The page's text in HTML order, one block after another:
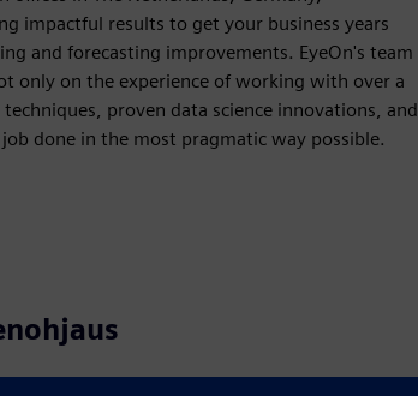
impactful results to get your business years
and forecasting improvements. EyeOn's team
only on the experience of working with over a
proven data science innovations, and
done in the most pragmatic way possible.